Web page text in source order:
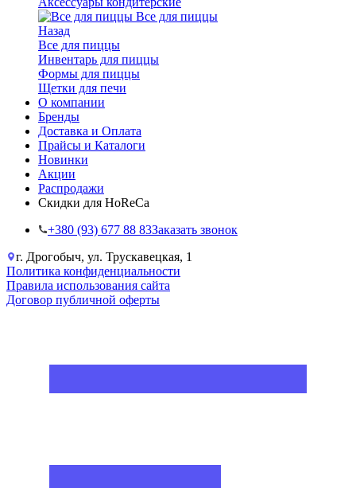
Все для пиццы
Назад
Все для пиццы
Инвентарь для пиццы
Формы для пиццы
Щетки для печи
О компании
Бренды
Доставка и Оплата
Прайсы и Каталоги
Новинки
Акции
Распродажи
Скидки для HoReCa
+38‎0 (93) 677 88 83Заказать звонок
г. Дрогобыч, ул. Трускавецкая, 1
Политика конфиденциальности
Правила использования сайта
Договор публичной оферты